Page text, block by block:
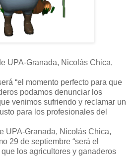
UPA-Granada, Nicolás Chica,
“el momento perfecto para que
podamos denunciar los
venimos sufriendo y reclamar un
para los profesionales del
UPA-Granada, Nicolás Chica,
29 de septiembre “será el
los agricultores y ganaderos